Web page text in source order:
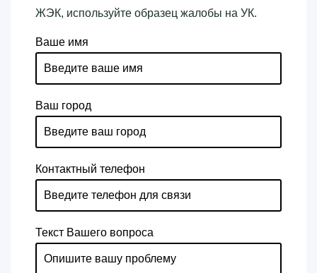
ЖЭК, используйте образец жалобы на УК.
Ваше имя
Ваш город
Контактный телефон
Текст Вашего вопроса